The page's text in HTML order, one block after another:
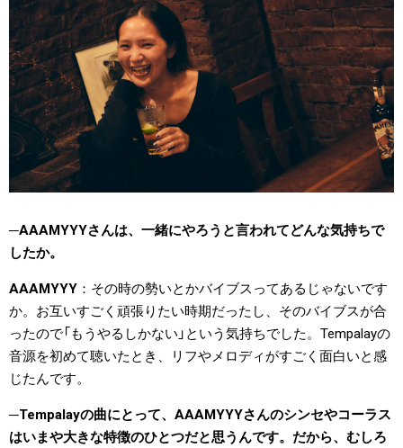
AAAMYYYさんは、一緒にやろうと言われてどんな気持ちで
したか。
AAAMYYY
その時の勢いとかバイブスってあるじゃないです
か。お互いすごく頑張りたい時期だったし、そのバイブスが合
ったので「もうやるしかない」という気持ちでした。Tempalayの
音源を初めて聴いたとき、リフやメロディがすごく面白いと感
じたんです。
Tempalayの曲にとって、AAAMYYYさんのシンセやコーラス
はいまや大きな特徴のひとつだと思うんです。だから、むしろ